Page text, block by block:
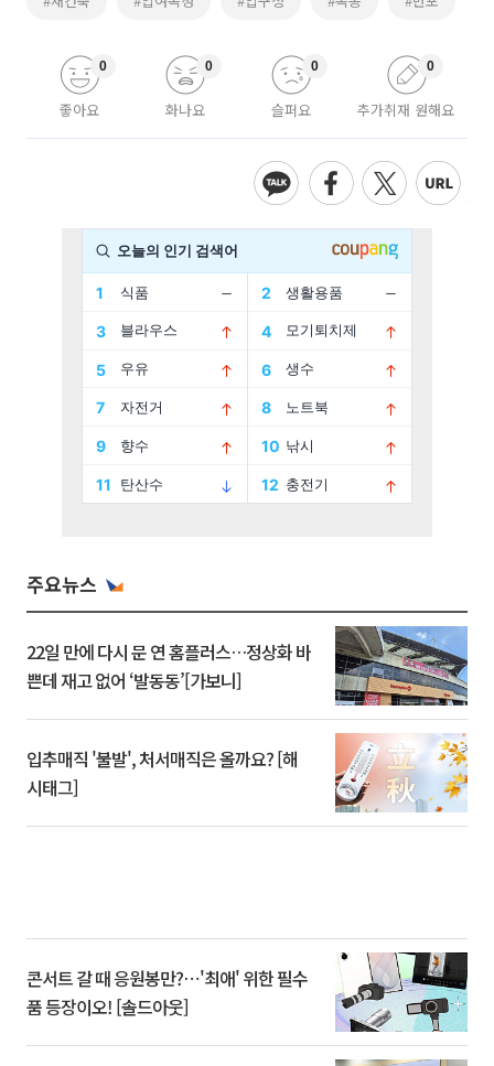
좋아요
0
화나요
0
슬퍼요
0
추가취재 원해요
0
주요뉴스
22일 만에 다시 문 연 홈플러스…정상화 바
쁜데 재고 없어 ‘발동동’[가보니]
입추매직 '불발', 처서매직은 올까요? [해
시태그]
콘서트 갈 때 응원봉만?⋯'최애' 위한 필수
품 등장이오! [솔드아웃]